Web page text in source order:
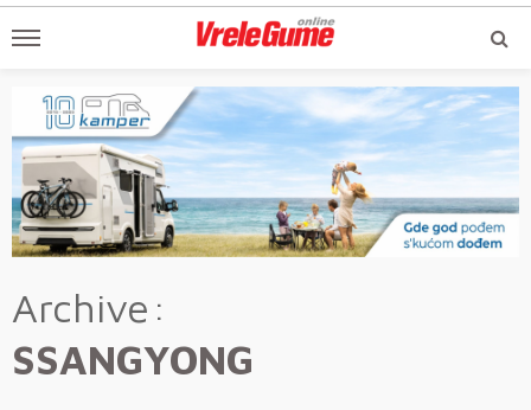
Archive
SSANGYONG